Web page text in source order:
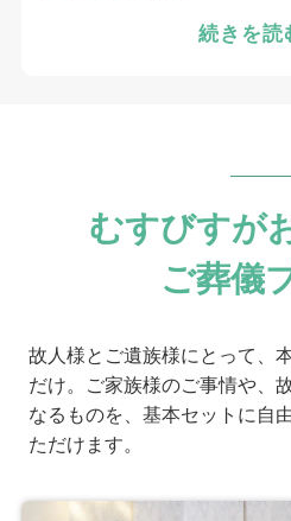
思い出の品や写真の展示
事前相談
お迎え対応
打ち合わせの対応
ご葬儀当日の対応
アフターサポート
続きを読
むすびすが
ご葬儀
故人様とご遺族様にとって、
だけ。ご家族様のご事情や、
なるものを、基本セットに自
ただけます。